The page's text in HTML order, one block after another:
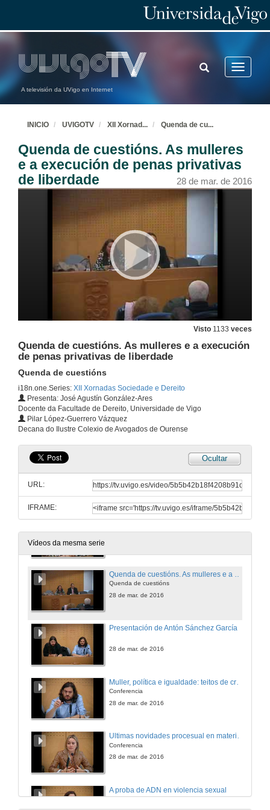
A televisión da UVigo en Internet
Toggle
TOGGLE
SEARCH
INICIO UVIGOTV XII Xornad... Quenda de cu...
Quenda de cuestións. As mulleres
e a execución de penas privativas
de liberdade
28 de mar. de 2016
Visto 1133 veces
Quenda de cuestións. As mulleres e a execución
de penas privativas de liberdade
Quenda de cuestións
i18n.one.Series: XII Xornadas Sociedade e Dereito
Presenta: José Agustín González-Ares
Docente da Facultade de Dereito, Universidade de Vigo
Pilar López-Guerrero Vázquez
Decana do Ilustre Colexio de Avogados de Ourense
Ocultar
URL:
IFRAME:
Vídeos da mesma serie
28 de mar. de 2016
Presentación de Pilar López-Guerrero Vázquez
28 de mar. de 2016
As mulleres e a execución de penas privativas de liberdade
Quenda de cuestións
28 de mar. de 2016
Presentación de Antón Sánchez García
28 de mar. de 2016
Conferencia
28 de mar. de 2016
Ultimas novidades procesual en materia de violencia de xénero
Conferencia
28 de mar. de 2016
A proba de ADN en violencia sexual
Conferencia